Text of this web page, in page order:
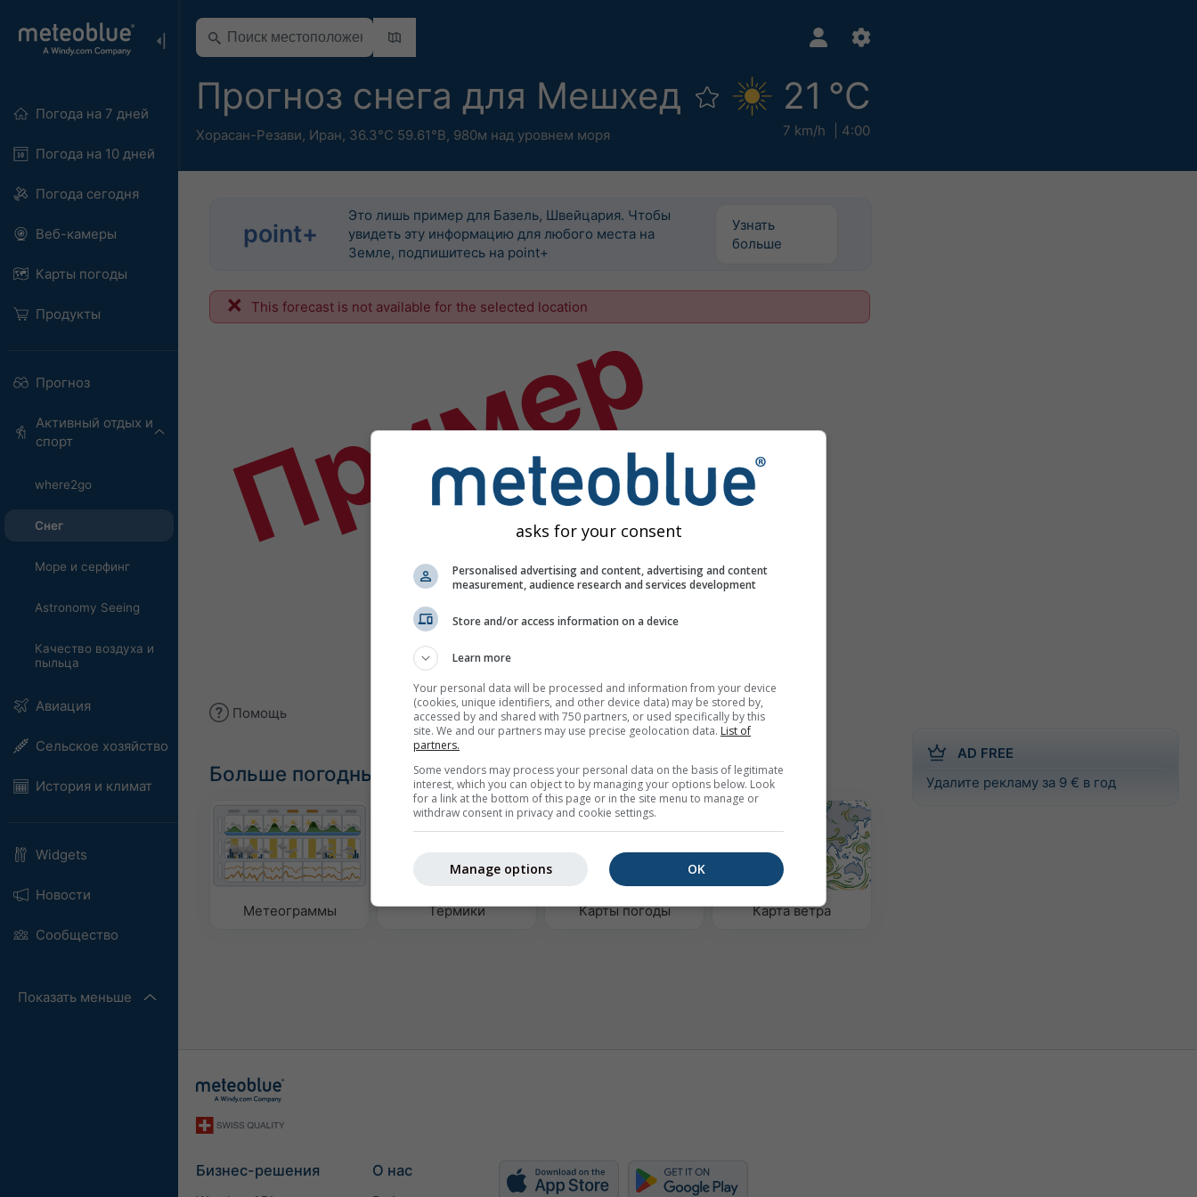
Погода на 7 дней
Погода на 10 дней
Погода сегодня
Веб-камеры
Карты погоды
Продукты
Прогноз
Активный отдых и
спорт
where2go
Снег
Море и серфинг
Astronomy Seeing
Качество воздуха и
пыльца
Авиация
Сельское хозяйство
История и климат
Widgets
Новости
Сообщество
Показать меньше
Прогноз снега для Мешхед
Хорасан-Резави, Иран, 36.3°С 59.61°В, 980м над уровнем моря
21 °C
7 km/h 4:00
AD FREE
Удалите рекламу за 9 € в год
point+
Это лишь пример для Базель, Швейцария. Чтобы
увидеть эту информацию для любого места на
Земле, подпишитесь на point+
Узнать
больше
This forecast is not available for the selected location
Пример
Помощь
Больше погодных данных
Метеограммы Термики Карты погоды Карта ветра
Бизнес-решения О нас
asks for your consent
Personalised advertising and content, advertising and content
measurement, audience research and services development
Store and/or access information on a device
Learn more
Your personal data will be processed and information from your device
(cookies, unique identifiers, and other device data) may be stored by,
accessed by and shared with 750 partners, or used specifically by this
site. We and our partners may use precise geolocation data. List of
partners.
Some vendors may process your personal data on the basis of legitimate
interest, which you can object to by managing your options below. Look
for a link at the bottom of this page or in the site menu to manage or
withdraw consent in privacy and cookie settings.
OK
Manage options